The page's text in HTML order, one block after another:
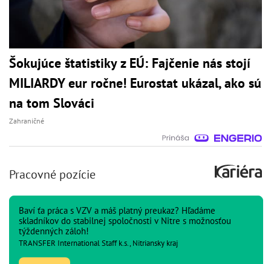
Šokujúce štatistiky z EÚ: Fajčenie nás stojí
MILIARDY eur ročne! Eurostat ukázal, ako sú
na tom Slováci
Zahraničné
Pracovné pozície
Baví ťa práca s VZV a máš platný preukaz? Hľadáme
skladníkov do stabilnej spoločnosti v Nitre s možnosťou
týždenných záloh!
TRANSFER International Staff k.s., Nitriansky kraj